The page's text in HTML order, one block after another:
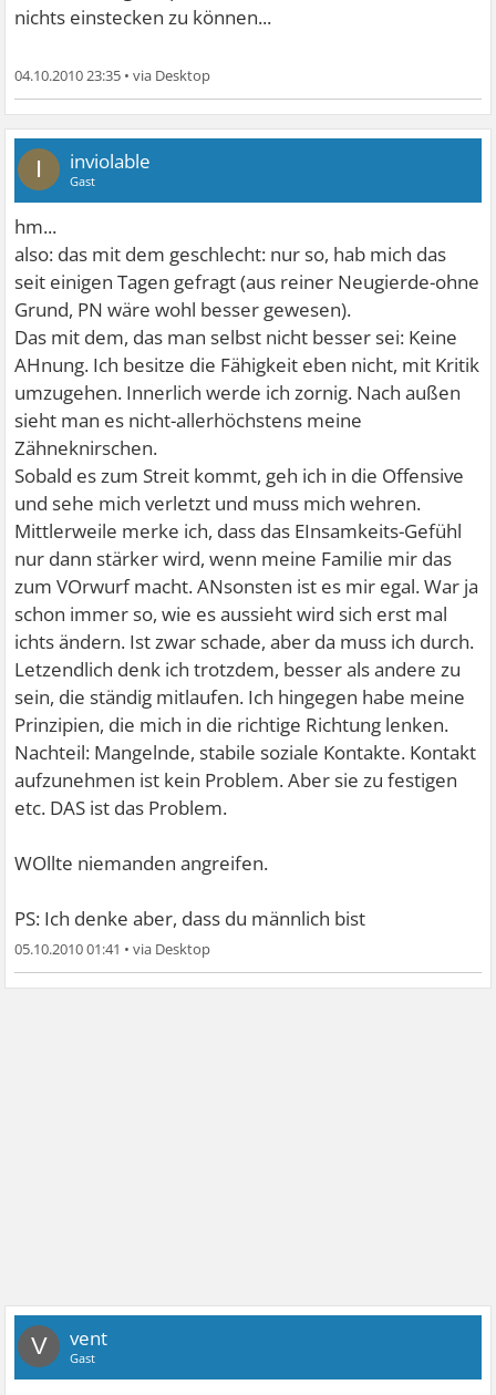
nichts einstecken zu können...
04.10.2010 23:35 •
I inviolable
Gast
hm...
also: das mit dem geschlecht: nur so, hab mich das
seit einigen Tagen gefragt (aus reiner Neugierde-ohne
Grund, PN wäre wohl besser gewesen).
Das mit dem, das man selbst nicht besser sei: Keine
AHnung. Ich besitze die Fähigkeit eben nicht, mit Kritik
umzugehen. Innerlich werde ich zornig. Nach außen
sieht man es nicht-allerhöchstens meine
Zähneknirschen.
Sobald es zum Streit kommt, geh ich in die Offensive
und sehe mich verletzt und muss mich wehren.
Mittlerweile merke ich, dass das EInsamkeits-Gefühl
nur dann stärker wird, wenn meine Familie mir das
zum VOrwurf macht. ANsonsten ist es mir egal. War ja
schon immer so, wie es aussieht wird sich erst mal
ichts ändern. Ist zwar schade, aber da muss ich durch.
Letzendlich denk ich trotzdem, besser als andere zu
sein, die ständig mitlaufen. Ich hingegen habe meine
Prinzipien, die mich in die richtige Richtung lenken.
Nachteil: Mangelnde, stabile soziale Kontakte. Kontakt
aufzunehmen ist kein Problem. Aber sie zu festigen
etc. DAS ist das Problem.
WOllte niemanden angreifen.
PS: Ich denke aber, dass du männlich bist
05.10.2010 01:41 •
V vent
Gast